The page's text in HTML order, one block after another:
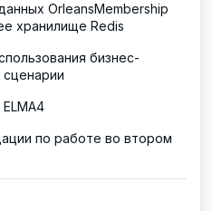
OrleansMembership
хранилище Redis
бизнес-
сценарии
по работе во втором